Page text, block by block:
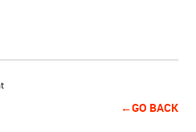
←GO BACK